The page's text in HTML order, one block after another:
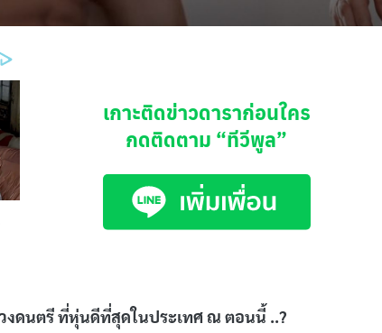
เกาะติดข่าวดาราก่อนใคร
กดติดตาม “ทีวีพูล”
งดนตรี ที่หุ่นดีที่สุดในประเทศ ณ ตอนนี้ ..?